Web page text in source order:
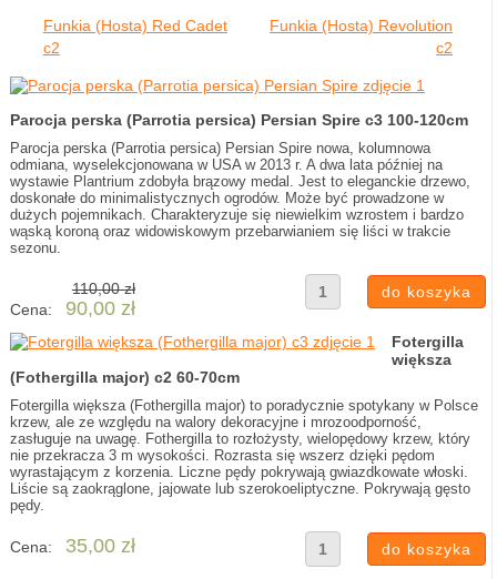
Funkia (Hosta) Red Cadet
c2
Funkia (Hosta) Revolution
c2
Parocja perska (Parrotia persica) Persian Spire c3 100-120cm
Parocja perska (Parrotia persica) Persian Spire nowa, kolumnowa
odmiana, wyselekcjonowana w USA w 2013 r. A dwa lata później na
wystawie Plantrium zdobyła brązowy medal. Jest to eleganckie drzewo,
doskonałe do minimalistycznych ogrodów. Może być prowadzone w
dużych pojemnikach. Charakteryzuje się niewielkim wzrostem i bardzo
wąską koroną oraz widowiskowym przebarwianiem się liści w trakcie
sezonu.
110,00 zł
Cena:
90,00 zł
Fotergilla
większa
(Fothergilla major) c2 60-70cm
Fotergilla większa (Fothergilla major) to poradycznie spotykany w Polsce
krzew, ale ze względu na walory dekoracyjne i mrozoodporność,
zasługuje na uwagę. Fothergilla to rozłożysty, wielopędowy krzew, który
nie przekracza 3 m wysokości. Rozrasta się wszerz dzięki pędom
wyrastającym z korzenia. Liczne pędy pokrywają gwiazdkowate włoski.
Liście są zaokrąglone, jajowate lub szerokoeliptyczne. Pokrywają gęsto
pędy.
Cena: 35,00 zł